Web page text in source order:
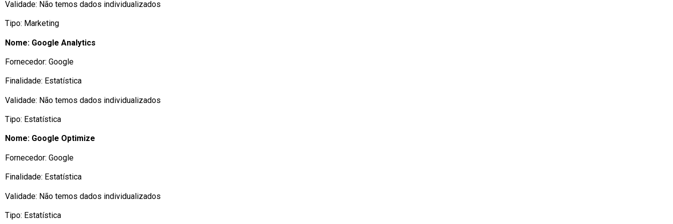
Validade: Não temos dados individualizados
Tipo: Marketing
Nome: Google Analytics
Fornecedor: Google
Finalidade: Estatística
Validade: Não temos dados individualizados
Tipo: Estatística
Nome: Google Optimize
Fornecedor: Google
Finalidade: Estatística
Validade: Não temos dados individualizados
Tipo: Estatística